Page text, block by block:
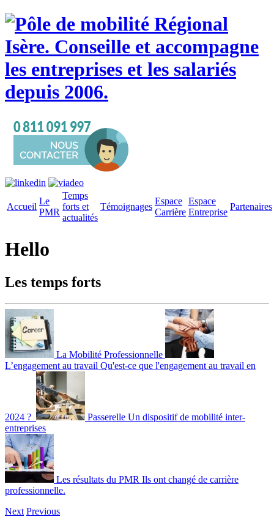
Accueil
Le
PMR
Temps
forts et
actualités
Témoignages
Espace
Carrière
Espace
Entreprise
Partenaires
Hello
Les temps forts
La Mobilité Professionnelle
L’engagement au travail Qu'est-ce que l'engagement au travail en
2024 ? Passerelle Un dispositif de mobilité inter-
entreprises
Les résultats du PMR Ils ont changé de carrière
professionnelle.
Next Previous